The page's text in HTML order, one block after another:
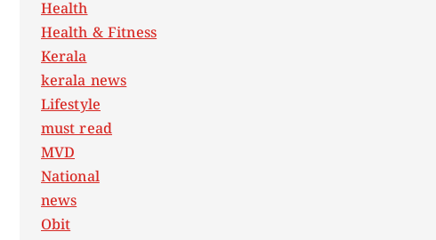
Health
Health & Fitness
Kerala
kerala news
Lifestyle
must read
MVD
National
news
Obit